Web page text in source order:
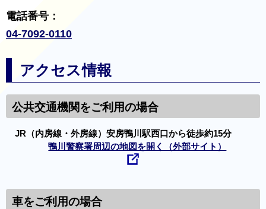
電話番号：
04-7092-0110
アクセス情報
公共交通機関をご利用の場合
JR（内房線・外房線）安房鴨川駅西口から徒歩約15分
鴨川警察署周辺の地図を開く（外部サイト）
車をご利用の場合